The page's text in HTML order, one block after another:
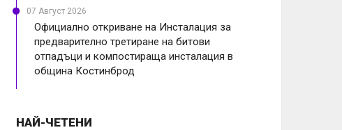
07 Август 2026
Официално откриване на Инсталация за
предварително третиране на битови
отпадъци и компостираща инсталация в
община Костинброд
НАЙ-ЧЕТЕНИ